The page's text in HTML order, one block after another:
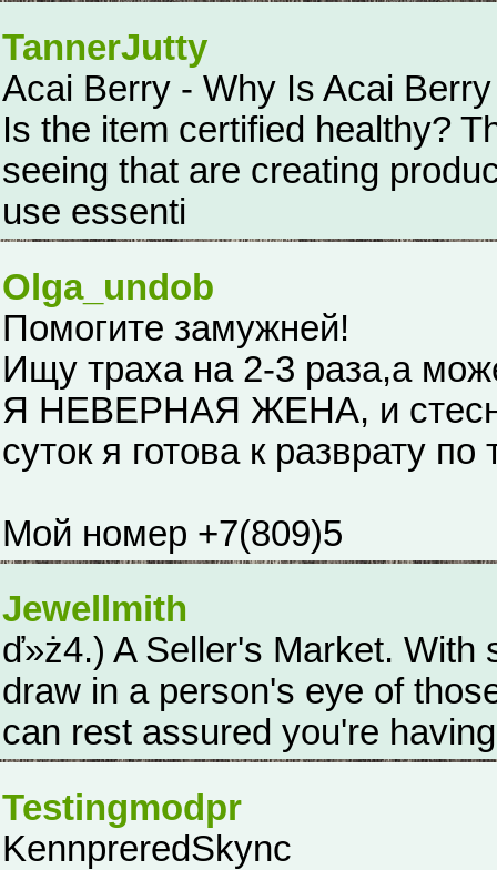
TannerJutty
Acai Berry - Why Is Acai
Is the item certified healthy?
seeing that are creating
use essenti
Olga_undob
Помогите замужней!
Ищу траха на 2-3 раза,а
Я НЕВЕРНАЯ ЖЕНА, и
суток я готова к разврату
Мой номер +7(809)5
Jewellmith
ď»ż4.) A Seller's Market. With
draw in a person's eye of
can rest assured you're
Testingmodpr
KennpreredSkync